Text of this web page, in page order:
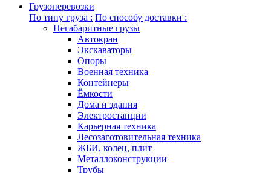
Грузоперевозки
По типу груза : По способу доставки :
Негабаритные грузы
Автокран
Экскаваторы
Опоры
Военная техника
Контейнеры
Ёмкости
Дома и здания
Электростанции
Карьерная техника
Лесозаготовительная техника
ЖБИ, колец, плит
Металлоконструкции
Трубы